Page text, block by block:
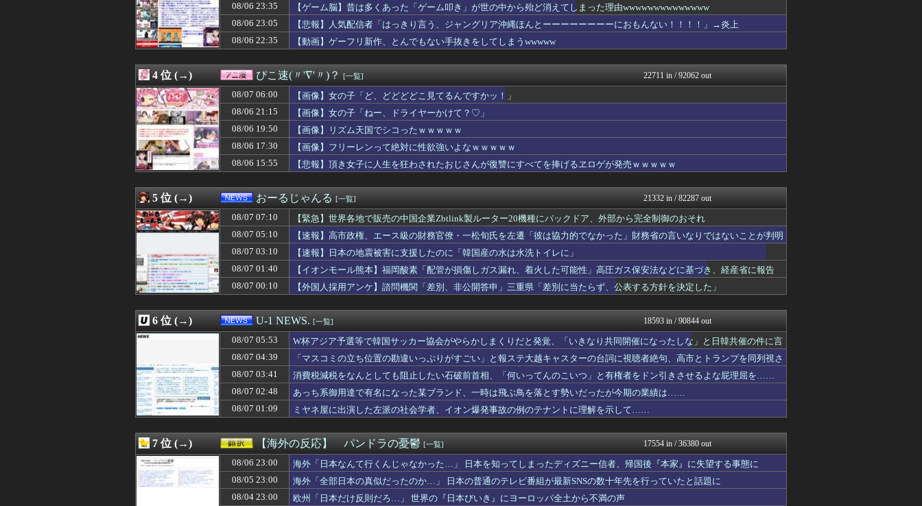
08/07 07:00
【朗報】韓国人「日本のワンルーム、台所まで徒歩30秒」
ニチカン！
08/07 07:00
【朗報】爆胸の気象予報士さん、NHKから解き放たれる
お～い！お宝
08/07 06:58
≠ME『313,813』 櫻坂46『251,590』←これ
乃木坂46まとめ 乃木りん...
08/07 06:57
【金利上昇】年24万円負担増 30代住宅ローンで、内閣府試算
08/07 06:57
ネタで買ったポーションが盗られた報告者に「飲まなくて良かった」と多数の意見が寄...
奥様は鬼女-DQN返しまと...
08/07 06:56
Y’sが新アンダーウェアコレクション「UNDER Y’...
ファ板速報
08/07 06:55
実家の母が作るキュウリのからし漬けが大好きで
08/07 06:55
中国製ルーター20機種にバックドア、外部から完全制御のおそれ [8/6]
国難にあってもの申す！！
08/07 06:53
【悲報】冨安さんのクリスタルパレス移籍…まだ確定ではなかったｗｗｗｗｗ
08/07 06:52
侍戦士、井端を酷評「競馬の話以外は会話がなく意思疎通ができなかった」大谷「マジ...
08/07 06:51
【海外の反応】今永昇太のユーモアが全米を笑わす【MLB】
08/07 06:50
【怒り】新婚で旦那の浮気発覚！ホテル代ケチって自宅連れ込み…その結果がヤバいｗ...
キスログ
08/07 06:50
なぜ韓国にはキム姓が多いのか…韓国の姓は250、日本は30万…歴史的背景を米学...
国難にあってもの申す！！
08/07 06:47
【画像】海岸にヒグマがいたので、遠方だけどPixelの100倍ズームで頑張って...
スマブラ屋さん | スマブ...
08/07 06:46
財務省のエース、左遷
なんJ PRIDE
08/07 06:45
ガルシア、たった2試合で去年1年間のラモヘルを超えてしまう
阪神タイガースちゃんねる
08/07 06:45
逮捕案件だろ 〜 パヨク「アジア人民、中国人民と連帯して戦おー！悪政高市を打倒...
反日愚国 恨寓瘻
【お寿司】一番お寿司が美味しいと思うスーパー 3位『ヤオコー』 2位『イオン』...
結婚・恋愛ニュースぷらす
08/07 06:40
【画像】村重杏奈さん(30)のおつぱいが凄いwwwwwwwwwwww
08/07 06:40
【画像】えちえちJKがお◯ぱい見せてくれたｗｗｗwｗｗｗｗｗｗｗｗ❤
なんJミュージアム
08/07 06:40
中国の「レアアース武器化」が裏目に、世界で重レアアース供給網の構築が加速
にゅーすアルー！
08/07 06:39
西日本、お盆は灼熱地獄へ 一方で東日本は気温が下がる
ゴールデンタイムズ
08/07 06:39
パートしているスーパーで万引き団が、子供を同じ幼稚園に通わせてるママ３人組だっ...
08/07 06:39
私「血まみれで何してるんですか！？」婆さん「腕が抜けないのよ…助けて！」→帰宅...
鬼女はみた -修羅場・恋愛...
08/07 06:33
独身女子(38)「お腹をナデナデする妊婦がウザイ💢それ自慢なの？💢💢💢」
はーとログ
【画像】ギャルの尻ｗｗｗｗ
いたしん！
08/07 06:33
【ｼｺ注意】合コンでお持ち帰りした変態女のマ◯コに亀頭だけ突っ込んで寝たフリし...
えっ!?またここのサイト?
08/07 06:32
中国の最新スマホ遂に9070mAh（そこらの最新スマホの約2倍）のバッテリーを...
ガジェット2ch
08/07 06:32
Forbes「ロブロックス株価70％急落でXboxに千載一遇の好機到来」
mutyunのゲーム+αブ...
08/07 06:31
【画像】村重杏奈さん(30)のお乳房がコチラwwwwwwwwwwww
BIPブログ
08/07 06:31
メンタリストDaiGo「SNS最大のﾃﾞﾒﾘｯﾄは口を開く価値がない奴が発信で...
なんJ PRIDE
08/07 06:30
【動画】熊本地震発生時の手術室の様子が公開される
ガハろぐNewsヽ(･ω･...
08/07 06:30
【事実か！？】職場不倫が多すぎる理由がマジでヤバイｗｗｗｗ
08/07 06:30
パラノマサイトっていうゲームを2作連続クリアした
あらまめ2ch
08/07 06:30
韓国、サッカーW杯予選で審判を性接待して買収していたことが判明！ 何と日本も巻...
かんにゅー -韓国の反応-
08/07 06:30
【海外の反応】なぜ日本の軽トラックはアメリカのピックアップトラックの代わりにな...
JDM速報 海外の反応
【投資の闇】若い男性の6割超が「人生の敗者」 株式投資が自信喪失の原因に
08/06 23:35
【ゲーム脳】昔は多くあった「ゲーム叩き」が世の中から殆ど消えてしまった理由wwwwwwwwwwwwww
08/06 23:05
【悲報】人気配信者「はっきり言う、ジャングリア沖縄ほんとーーーーーーーーにおもんない！！！！」→炎上
08/06 22:35
【動画】ゲーフリ新作、とんでもない手抜きをしてしまうwwwww
4 位 (→) ぴこ速(〃'∇'〃)？ [一覧] 22711 in / 92062 out
08/07 06:00
【画像】女の子「ど、どどどどこ見てるんですかッ！」
08/06 21:15
【画像】女の子「ねー、ドライヤーかけて？♡」
08/06 19:50
【画像】リズム天国でシコったｗｗｗｗｗ
08/06 17:30
【画像】フリーレンって絶対に性欲強いよなｗｗｗｗｗ
08/06 15:55
【悲報】頂き女子に人生を狂わされたおじさんが復讐にすべてを捧げるヱロゲが発売ｗｗｗｗｗ
5 位 (→) おーるじゃんる [一覧] 21332 in / 82287 out
08/07 07:10
【緊急】世界各地で販売の中国企業Zbtlink製ルーター20機種にバックドア、外部から完全制御のおそれ
08/07 05:10
【速報】高市政権、エース級の財務官僚・一松旬氏を左遷「彼は協力的でなかった」財務省の言いなりではないことが判明
08/07 03:10
【速報】日本の地震被害に支援したのに「韓国産の水は水洗トイレに」
08/07 01:40
【イオンモール熊本】福岡酸素「配管が損傷しガス漏れ、着火した可能性」高圧ガス保安法などに基づき、経産省に報告
08/07 00:10
【外国人採用アンケ】諮問機関「差別、非公開答申」三重県「差別に当たらず、公表する方針を決定した」
6 位 (→) U-1 NEWS. [一覧] 18593 in / 90844 out
08/07 05:53
W杯アジア予選等で韓国サッカー協会がやらかしまくりだと発覚、「いきなり共同開催になったしな」と日韓共催の件に言
及する声も……
08/07 04:39
「マスコミの立ち位置の勘違いっぷりがすごい」と報ステ大越キャスターの台詞に視聴者絶句、高市とトランプを同列視さ
せようという思惑がひしひしと
08/07 03:41
消費税減税をなんとしても阻止したい石破前首相、「何いってんのこいつ」と有権者をドン引きさせるよな屁理屈を……
08/07 02:48
あっち系御用達で有名になった某ブランド、一時は飛ぶ鳥を落とす勢いだったが今期の業績は……
08/07 01:09
ミヤネ屋に出演した左派の社会学者、イオン爆発事故の例のテナントに理解を示して……
7 位 (→) 【海外の反応】 パンドラの憂鬱 [一覧] 17554 in / 36380 out
08/06 23:00
海外「日本なんて行くんじゃなかった…」 日本を知ってしまったディズニー信者、帰国後『本家』に失望する事態に
08/05 23:00
海外「全部日本の真似だったのか…」 日本の普通のテレビ番組が最新SNSの数十年先を行っていたと話題に
08/04 23:00
欧州「日本だけ反則だろ…」 世界の『日本びいき』にヨーロッパ全土から不満の声